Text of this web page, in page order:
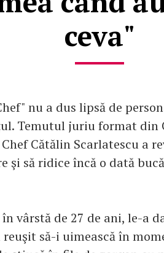
ceva"
nu a dus lipsă de
Temutul juriu format din
Cătălin Scarlatescu a
şi să ridice încă o dată
în vârstă de 27 de ani, le-a
să-i uimească în